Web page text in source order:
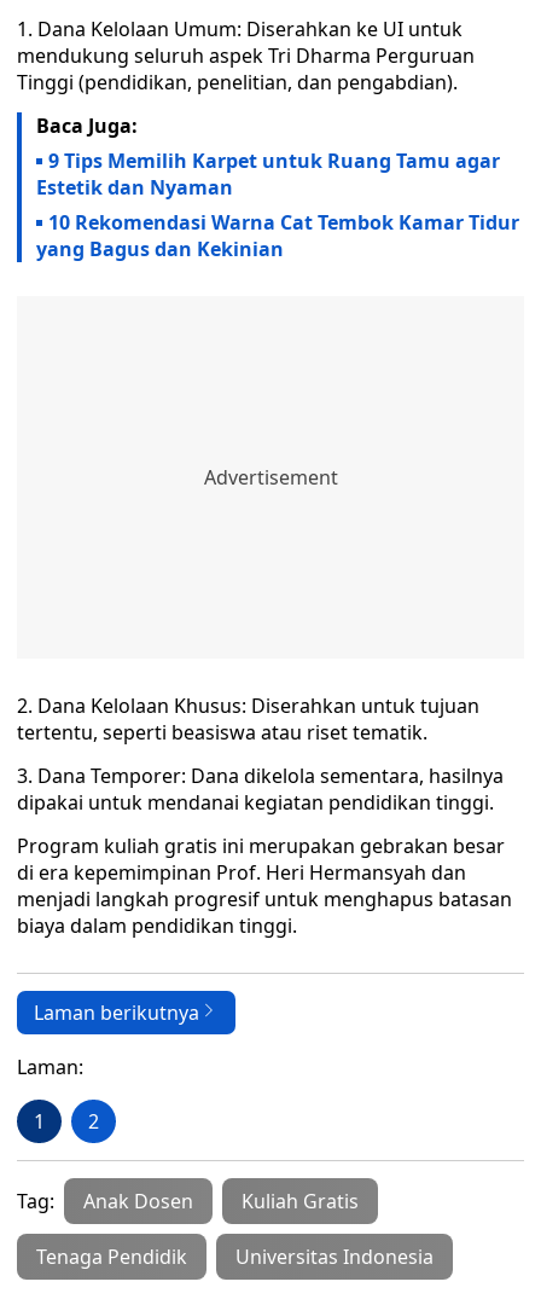
1. Dana Kelolaan Umum: Diserahkan ke UI untuk
mendukung seluruh aspek Tri Dharma Perguruan
Tinggi (pendidikan, penelitian, dan pengabdian).
Baca Juga:
9 Tips Memilih Karpet untuk Ruang Tamu agar
Estetik dan Nyaman
10 Rekomendasi Warna Cat Tembok Kamar Tidur
yang Bagus dan Kekinian
2. Dana Kelolaan Khusus: Diserahkan untuk tujuan
tertentu, seperti beasiswa atau riset tematik.
3. Dana Temporer: Dana dikelola sementara, hasilnya
dipakai untuk mendanai kegiatan pendidikan tinggi.
Program kuliah gratis ini merupakan gebrakan besar
di era kepemimpinan Prof. Heri Hermansyah dan
menjadi langkah progresif untuk menghapus batasan
biaya dalam pendidikan tinggi.
Laman berikutnya
Laman:
1 2
Tag: Anak Dosen Kuliah Gratis
Tenaga Pendidik Universitas Indonesia